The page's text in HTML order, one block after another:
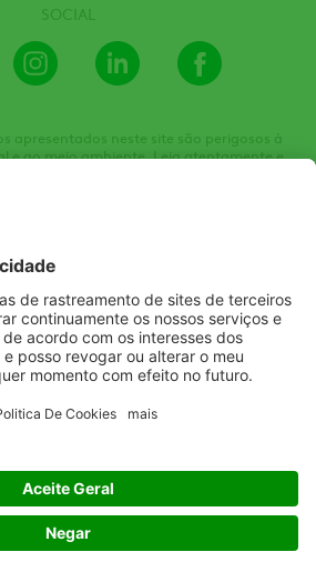
SOCIAL
Instagram LinkedIn
apresentados neste site são perigosos à
e ao meio ambiente. Leia atentamente e
contidas no rótulo, na bula e na
equipamentos de proteção individual.
ilustrativas.
Política antissuborno e anticorrupção
e tráfico humano
Política de HSE
de Qualidade
Learn Deliver
© ADAMA